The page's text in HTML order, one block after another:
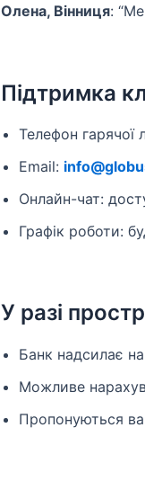
Олена, Вінниця:
Підтримка
Телефон гарячої
Email:
Онлайн-чат:
Графік роботи:
У разі
Банк надсилає
Можливе
Пропонуються